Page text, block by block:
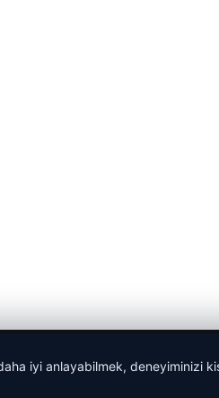
daha iyi anlayabilmek,